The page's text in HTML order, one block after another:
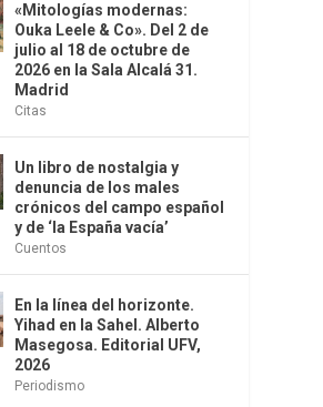
«Mitologías modernas:
Ouka Leele & Co». Del 2 de
julio al 18 de octubre de
2026 en la Sala Alcalá 31.
Madrid
Citas
Un libro de nostalgia y
denuncia de los males
crónicos del campo español
y de ‘la España vacía’
Cuentos
En la línea del horizonte.
Yihad en la Sahel. Alberto
Masegosa. Editorial UFV,
2026
Periodismo